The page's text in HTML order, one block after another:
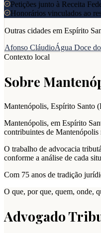
Petições junto à Receita
Honorários vinculados ao
Outras cidades em Espírito
Afonso CláudioÁgua Doce
Contexto local
Sobre
Mantenópolis, Espírito Santo (
Mantenópolis, em Espírito
contribuintes de Mantenópolis
O trabalho de advocacia
conforme a análise de cada
Com 75 anos de tradição
O que, por que, quem, onde,
Advogado